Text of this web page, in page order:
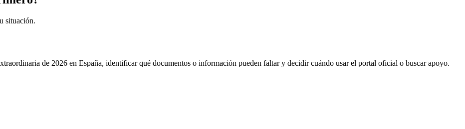
situación.
de 2026 en España, identificar qué documentos o información pueden faltar y decidir cuándo usar el portal oficial o buscar apoyo.